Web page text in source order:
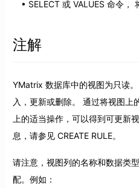
SELECT 或 VALUES 命令，
注解
YMatrix 数据库中的视图为只读
入，更新或删除。 通过将视图上
上的适当操作，可以得到可更新
息，请参见 CREATE RULE。
请注意，视图列的名称和数据类
配。例如：